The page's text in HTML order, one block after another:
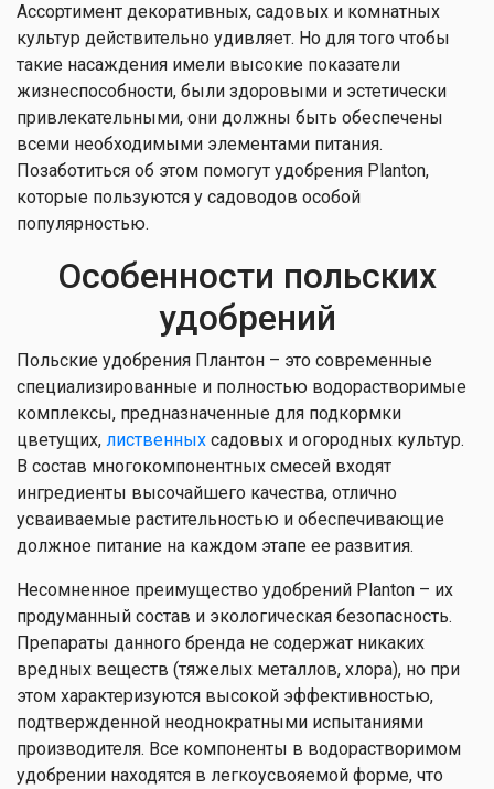
Ассортимент декоративных, садовых и комнатных
культур действительно удивляет. Но для того чтобы
такие насаждения имели высокие показатели
жизнеспособности, были здоровыми и эстетически
привлекательными, они должны быть обеспечены
всеми необходимыми элементами питания.
Позаботиться об этом помогут удобрения Planton,
которые пользуются у садоводов особой
популярностью.
Особенности польских
удобрений
Польские удобрения Плантон – это современные
специализированные и полностью водорастворимые
комплексы, предназначенные для подкормки
цветущих, лиственных садовых и огородных культур.
В состав многокомпонентных смесей входят
ингредиенты высочайшего качества, отлично
усваиваемые растительностью и обеспечивающие
должное питание на каждом этапе ее развития.
Несомненное преимущество удобрений Planton – их
продуманный состав и экологическая безопасность.
Препараты данного бренда не содержат никаких
вредных веществ (тяжелых металлов, хлора), но при
этом характеризуются высокой эффективностью,
подтвержденной неоднократными испытаниями
производителя. Все компоненты в водорастворимом
удобрении находятся в легкоусвояемой форме, что